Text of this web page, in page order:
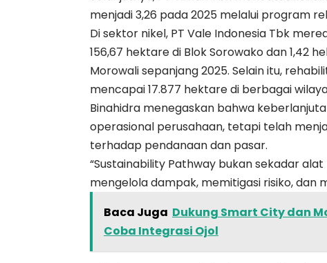
menjadi 3,26 pada 2025 melalui program
Di sektor nikel, PT Vale Indonesia Tbk
156,67 hektare di Blok Sorowako dan 1,42
Morowali sepanjang 2025. Selain itu,
mencapai 17.877 hektare di berbagai
Binahidra menegaskan bahwa
operasional perusahaan, tetapi telah
terhadap pendanaan dan pasar.
“Sustainability Pathway bukan sekadar
mengelola dampak, memitigasi risiko, dan
Baca Juga Dukung Smart City dan
Coba Integrasi Ojol